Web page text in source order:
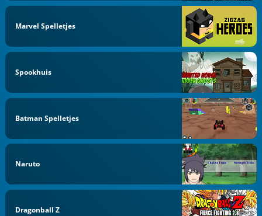
Marvel Spelletjes
Spookhuis
Batman Spelletjes
Naruto
Dragonball Z